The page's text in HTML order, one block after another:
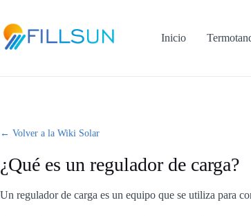
content
Inicio
← Volver a la Wiki Solar
¿Qué es un regulador de carga?
Un regulador de carga es un equipo que se utiliza para